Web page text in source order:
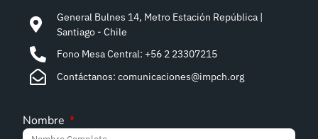
General Bulnes 14, Metro Estación República |
Santiago - Chile
Fono Mesa Central: +56 2 23307215
Contáctanos: comunicaciones@impch.org
Nombre